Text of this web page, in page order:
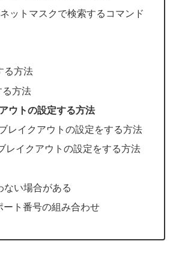
ットマスクで検索するコマンド
る方法
方法
ウトの設定する方法
レイクアウトの設定をする方法
レイクアウトの設定をする方法
ない場合がある
ト番号の組み合わせ